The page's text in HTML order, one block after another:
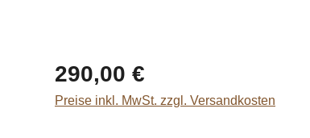
Regulärer Preis:
290,00 €
Preise inkl. MwSt. zzgl. Versandkosten